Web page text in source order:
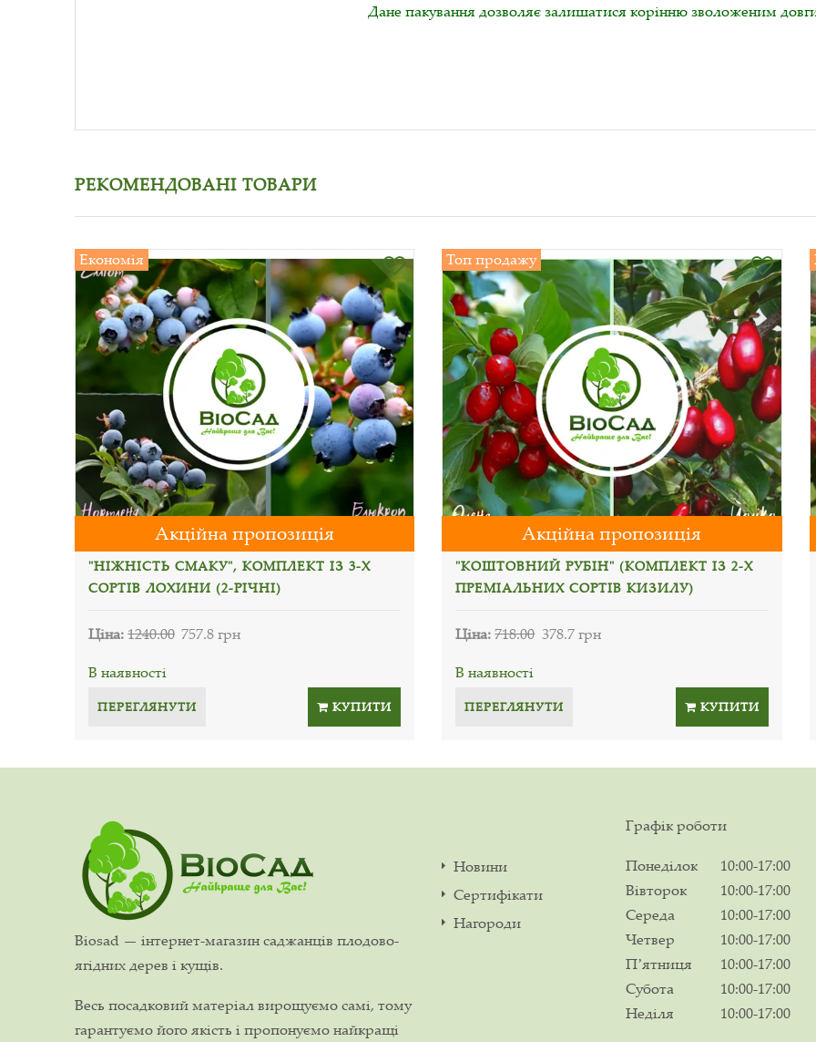
Дане пакування дозволяє залишатися корінню зволоженим
РЕКОМЕНДОВАНІ ТОВАРИ
Економія
Акційна пропозиція
"НІЖНІСТЬ СМАКУ", КОМПЛЕКТ ІЗ 3-Х
СОРТІВ ЛОХИНИ (2-РІЧНІ)
Ціна:1240.00 757.8 грн
В наявності
ПЕРЕГЛЯНУТИ КУПИТИ
Топ продажу
Акційна пропозиція
"КОШТОВНИЙ РУБІН" (КОМПЛЕКТ ІЗ 2-Х
ПРЕМІАЛЬНИХ СОРТІВ КИЗИЛУ)
Ціна:718.00 378.7 грн
В наявності
ПЕРЕГЛЯНУТИ КУПИТИ
Biosad — інтернет-магазин саджанців плодово-
ягідних дерев і кущів.
Весь посадковий матеріал вирощуємо самі, тому
гарантуємо його якість і пропонуємо найкращі
Новини
Сертифікати
Нагороди
Графік роботи
Понеділок
10:00-17:00
Вівторок
10:00-17:00
Середа
10:00-17:00
Четвер
10:00-17:00
Пʼятниця
10:00-17:00
Субота
10:00-17:00
Неділя
10:00-17:00